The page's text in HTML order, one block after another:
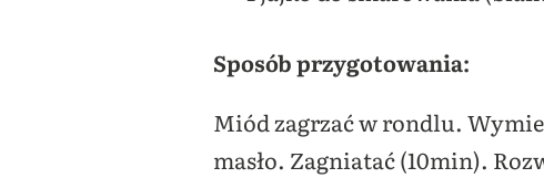
Sposób przygotowania:
Miód zagrzać w rondlu.
masło. Zagniatać (10min).